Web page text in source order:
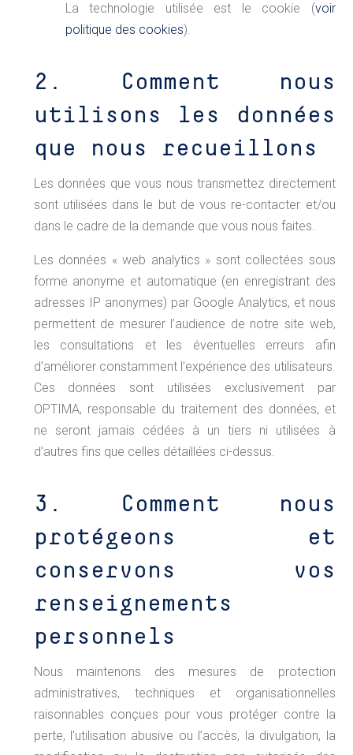
La technologie utilisée est le cookie (voir
politique des cookies).
2. Comment nous
utilisons les données
que nous recueillons
Les données que vous nous transmettez directement
sont utilisées dans le but de vous re-contacter et/ou
dans le cadre de la demande que vous nous faites.
Les données « web analytics » sont collectées sous
forme anonyme et automatique (en enregistrant des
adresses IP anonymes) par Google Analytics, et nous
permettent de mesurer l’audience de notre site web,
les consultations et les éventuelles erreurs afin
d’améliorer constamment l’expérience des utilisateurs.
Ces données sont utilisées exclusivement par
OPTIMA, responsable du traitement des données, et
ne seront jamais cédées à un tiers ni utilisées à
d’autres fins que celles détaillées ci-dessus.
3. Comment nous
protégeons et
conservons vos
renseignements
personnels
Nous maintenons des mesures de protection
administratives, techniques et organisationnelles
raisonnables conçues pour vous protéger contre la
perte, l’utilisation abusive ou l’accès, la divulgation, la